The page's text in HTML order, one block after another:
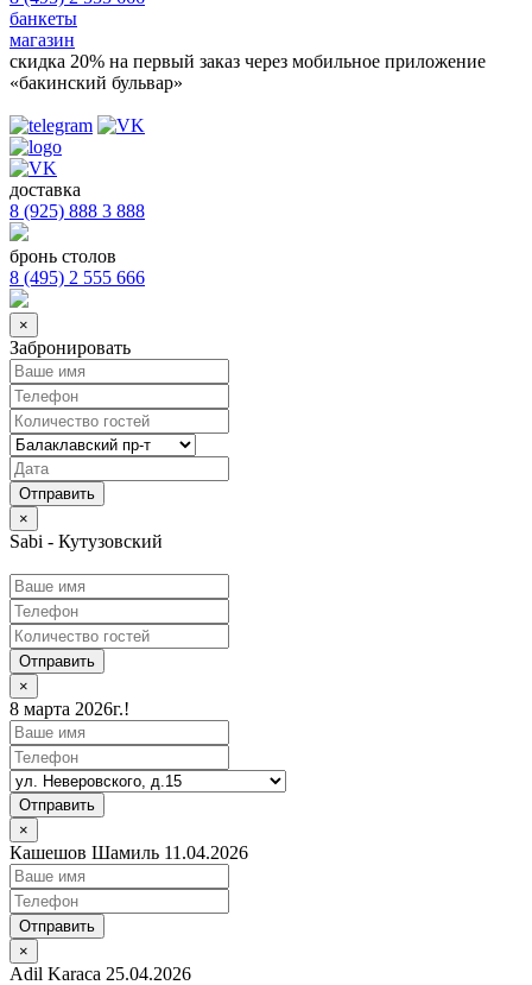
банкеты
магазин
скидка 20% на первый заказ через мобильное приложение
«бакинский бульвар»
доставка
8 (925) 888 3 888
бронь столов
8 (495) 2 555 666
×
Забронировать
×
Sabi - Кутузовский
Отправить
×
8 марта 2026г.!
Отправить
×
Кашешов Шамиль 11.04.2026
Отправить
×
Adil Karaca 25.04.2026